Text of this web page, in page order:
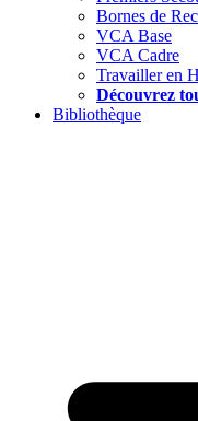
Bornes de
VCA Base
VCA Cadre
Travailler en
Découvrez
Bibliothèque